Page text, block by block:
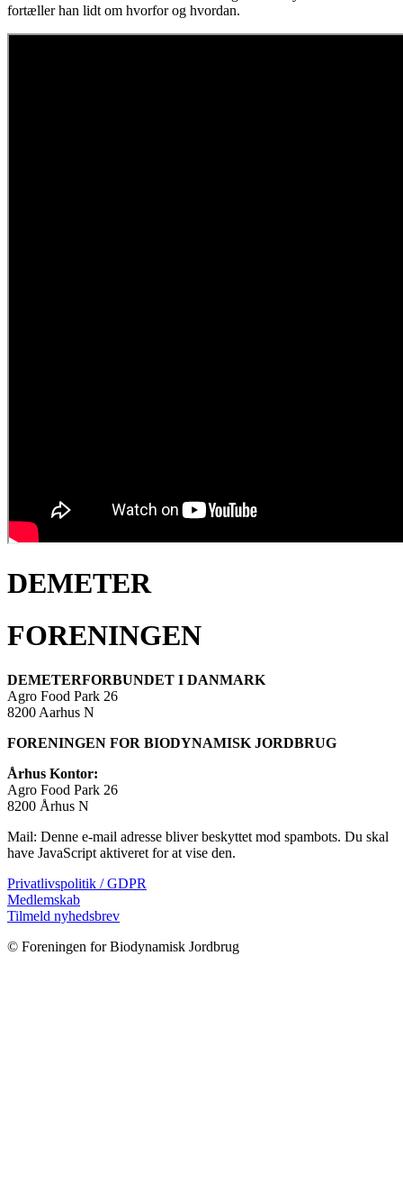
fortæller han lidt om hvorfor og hvordan.
DEMETER
FORENINGEN
DEMETERFORBUNDET I DANMARK
Agro Food Park 26
8200 Aarhus N
FORENINGEN FOR BIODYNAMISK JORDBRUG
Århus Kontor:
Agro Food Park 26
8200 Århus N
Mail: Denne e-mail adresse bliver beskyttet mod spambots. Du skal
have JavaScript aktiveret for at vise den.
Privatlivspolitik / GDPR
Medlemskab
Tilmeld nyhedsbrev
© Foreningen for Biodynamisk Jordbrug